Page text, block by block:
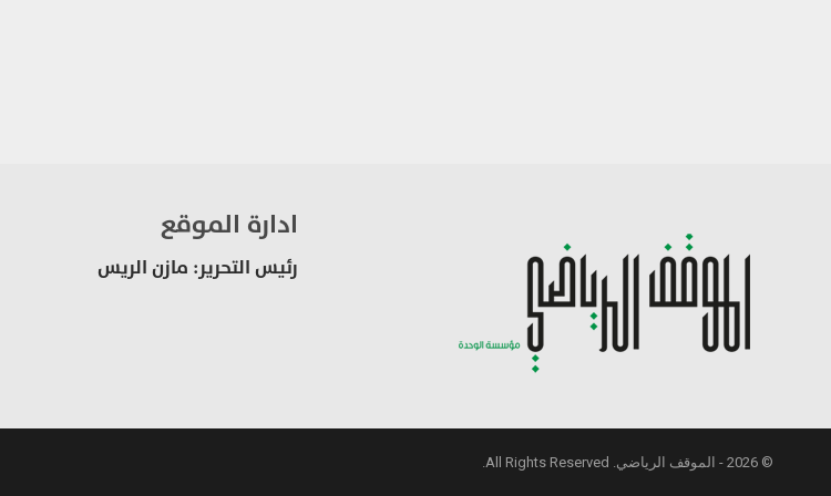
ادارة الموقع
رئيس التحرير: مازن الريس
© 2026 - الموقف الرياضي. All Rights Reserved.